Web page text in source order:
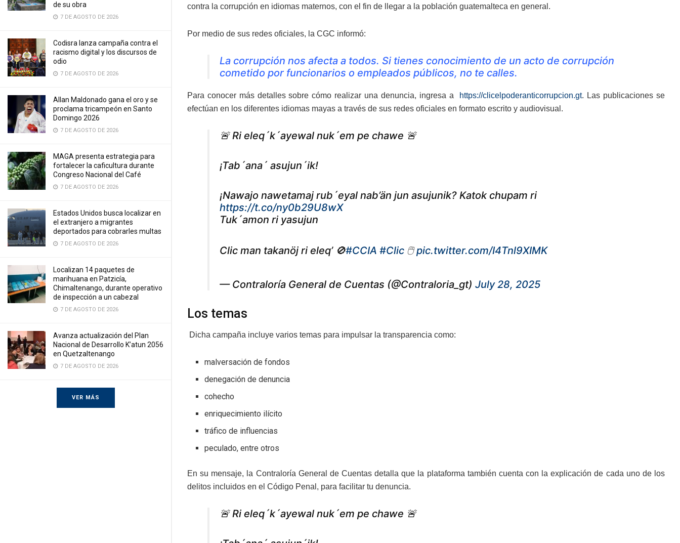
de su obra
7 DE AGOSTO DE 2026
Codisra lanza campaña contra el
racismo digital y los discursos de
odio
7 DE AGOSTO DE 2026
Allan Maldonado gana el oro y se
proclama tricampeón en Santo
Domingo 2026
7 DE AGOSTO DE 2026
MAGA presenta estrategia para
fortalecer la caficultura durante
Congreso Nacional del Café
7 DE AGOSTO DE 2026
Estados Unidos busca localizar en
el extranjero a migrantes
deportados para cobrarles multas
7 DE AGOSTO DE 2026
Localizan 14 paquetes de
marihuana en Patzicía,
Chimaltenango, durante operativo
de inspección a un cabezal
7 DE AGOSTO DE 2026
Avanza actualización del Plan
Nacional de Desarrollo K’atun 2056
en Quetzaltenango
7 DE AGOSTO DE 2026
VER MÁS
contra la corrupción en idiomas maternos, con el fin de llegar a la población guatemalteca en general.
Por medio de sus redes oficiales, la CGC informó:
La corrupción nos afecta a todos. Si tienes conocimiento de un acto de corrupción
cometido por funcionarios o empleados públicos, no te calles.
Para conocer más detalles sobre cómo realizar una denuncia, ingresa a https://clicelpoderanticorrupcion.gt. Las publicaciones se
efectúan en los diferentes idiomas mayas a través de sus redes oficiales en formato escrito y audiovisual.
🚨 Ri eleq´k´ayewal nuk´em pe chawe 🚨
¡Tab´ana´ asujun´ik!
¡Nawajo nawetamaj rub´eyal nab’än jun asujunik? Katok chupam ri
https://t.co/ny0b29U8wX
Tuk´amon ri yasujun
Clic man takanöj ri eleq’ 🚫#CCIA #Clic 🖱️pic.twitter.com/I4Tnl9XIMK
— Contraloría General de Cuentas (@Contraloria_gt) July 28, 2025
Los temas
Dicha campaña incluye varios temas para impulsar la transparencia como:
malversación de fondos
denegación de denuncia
cohecho
enriquecimiento ilícito
tráfico de influencias
peculado, entre otros
En su mensaje, la Contraloría General de Cuentas detalla que la plataforma también cuenta con la explicación de cada uno de los
delitos incluidos en el Código Penal, para facilitar tu denuncia.
🚨 Ri eleq´k´ayewal nuk´em pe chawe 🚨